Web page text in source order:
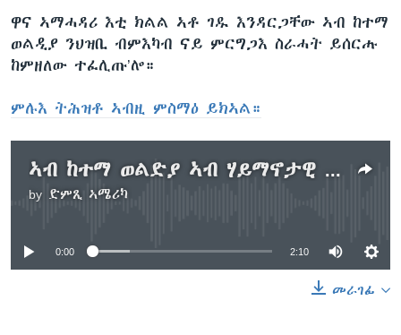
ዋና ኣማሓዳሪ እቲ ክልል ኣቶ ገዱ እንዳርጋቸው ኣብ ከተማ
ወልዲያ ንህዝቢ ብምእካብ ናይ ምርግጋእ ስራሓት ይሰርሑ
ከምዘለው ተፈሊጡ’ሎ።
ምሉእ ትሕዝቶ ኣብዚ ምስማዕ ይክኣል።
ኣብ ከተማ ወልድያ ኣብ ሃይማኖታዊ በዓል ብዝተላዕለ ግጭት 7 ሰባት ሞይቶም
by ድምጺ ኣሜሪካ
No media source currently available
0:00 2:10
መራገፊ